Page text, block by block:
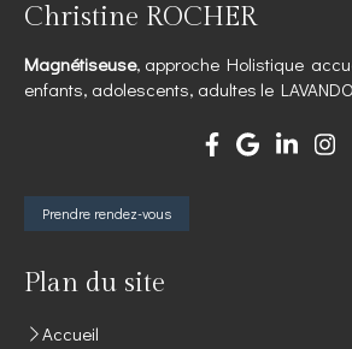
Christine ROCHER
Magnétiseuse, approche Holistique
enfants, adolescents, adultes le
Prendre rendez-vous
Plan du site
Accueil